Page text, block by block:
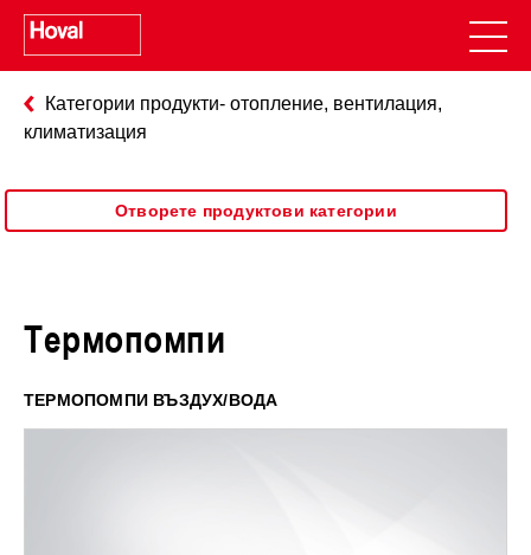
Категории продукти- отопление, вентилация,
климатизация
Отворете продуктови категории
Термопомпи
ТЕРМОПОМПИ ВЪЗДУХ/ВОДА